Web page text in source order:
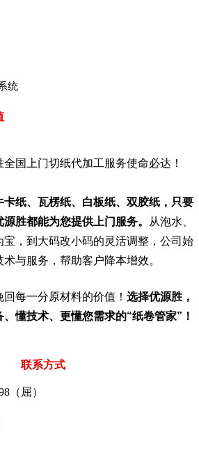
统
国上门切纸代加工服务使命必达！
纸、瓦楞纸、白板纸、 双胶纸 ，只要
胜都能为您提供上门服务。
从泡水、
宝，到大码改小码的灵活调整，公司始
与服务，帮助客户降本增效。
每一分原材料的价值！ 选择优源胜，
懂技术、更懂您需求的“纸卷管家”！
联系方式
（屈）